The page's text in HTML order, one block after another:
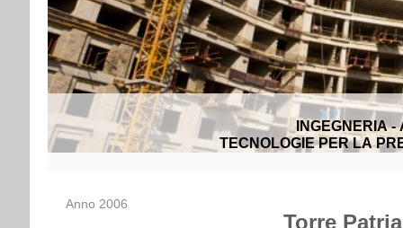
INGEGNERIA -
TECNOLOGIE PER LA
Torre
Anno 2006